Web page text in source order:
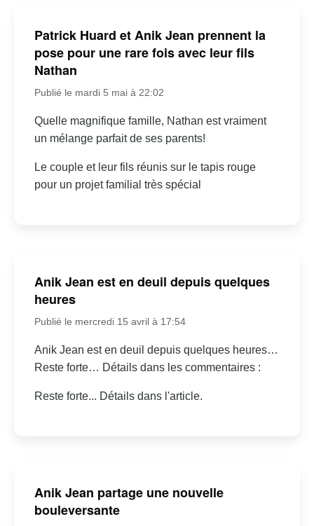
Patrick Huard et Anik Jean prennent la
pose pour une rare fois avec leur fils
Nathan
Publié le mardi 5 mai à 22:02
Quelle magnifique famille, Nathan est vraiment
un mélange parfait de ses parents!
Le couple et leur fils réunis sur le tapis rouge
pour un projet familial très spécial
Anik Jean est en deuil depuis quelques
heures
Publié le mercredi 15 avril à 17:54
Anik Jean est en deuil depuis quelques heures…
Reste forte… Détails dans les commentaires :
Reste forte... Détails dans l'article.
Anik Jean partage une nouvelle
bouleversante